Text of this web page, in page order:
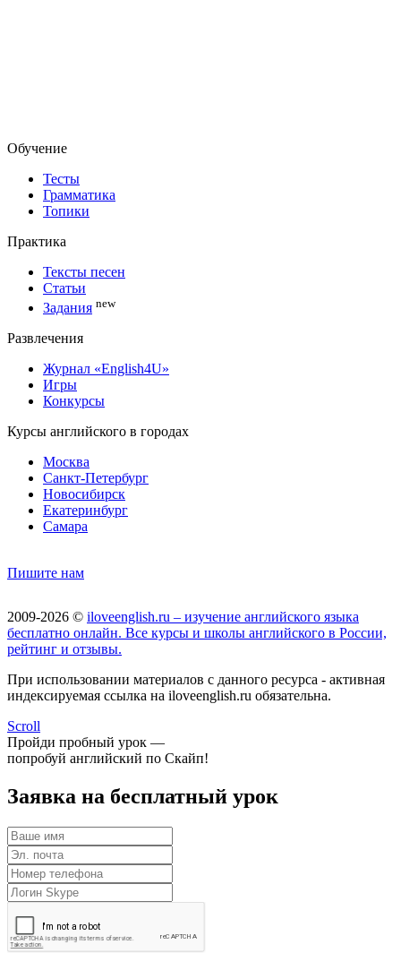
Обучение
Тесты
Грамматика
Топики
Практика
Тексты песен
Статьи
Задания new
Развлечения
Журнал «English4U»
Игры
Конкурсы
Курсы английского в городах
Москва
Санкт-Петербург
Новосибирск
Екатеринбург
Самара
Пишите нам
2009-2026 © iloveenglish.ru – изучение английского языка
бесплатно онлайн. Все курсы и школы английского в России,
рейтинг и отзывы.
При использовании материалов с данного ресурса - активная
индексируемая ссылка на iloveenglish.ru обязательна.
Scroll
Пройди пробный урок —
попробуй английский по Скайп!
Заявка на бесплатный урок